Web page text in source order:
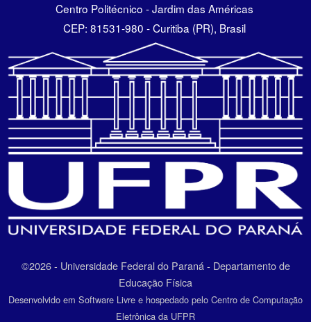
Centro Politécnico - Jardim das Américas
CEP: 81531-980 - Curitiba (PR), Brasil
©2026 - Universidade Federal do Paraná - Departamento de
Educação Física
Desenvolvido em Software Livre e hospedado pelo Centro de Computação
Eletrônica da UFPR